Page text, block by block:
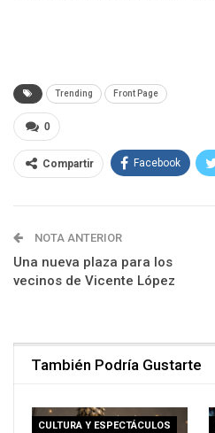
Trending Front Page
0
Compartir Facebook
NOTA ANTERIOR
Una nueva plaza para los
vecinos de Vicente López
También Podría Gustarte
CULTURA Y ESPECTÁCULOS